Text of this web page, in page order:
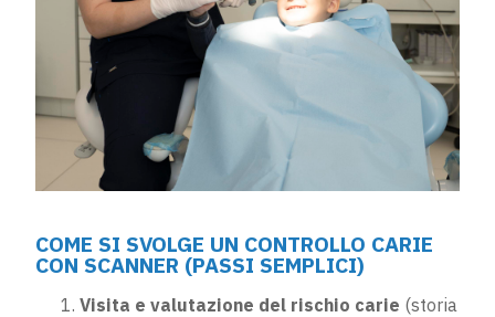
COME SI SVOLGE UN CONTROLLO CARIE
CON SCANNER (PASSI SEMPLICI)
Visita e valutazione del rischio carie (storia